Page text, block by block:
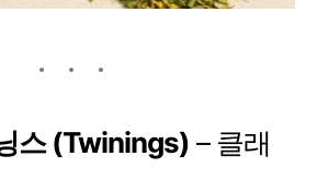
스 (Twinings) – 클래